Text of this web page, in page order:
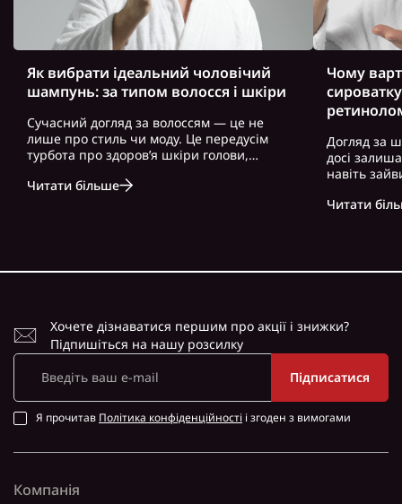
Як вибрати ідеальний чоловічий
шампунь: за типом волосся і шкіри
Сучасний догляд за волоссям — це не
лише про стиль чи моду. Це передусім
турбота про здоров’я шкіри голови,
актуально для чоловіків, які часто
Читати більше
Чому
Догляд за
досі
навіть
косметику.
Читати
Хочете дізнаватися першим про акції і знижки?
Підпишіться на нашу розсилку
Підписатися
Я прочитав Політика конфіденційності і згоден з вимогами
Компанія